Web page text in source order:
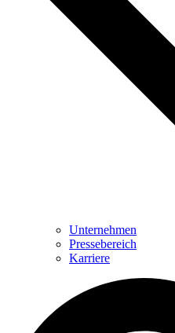
Unternehmen
Pressebereich
Karriere